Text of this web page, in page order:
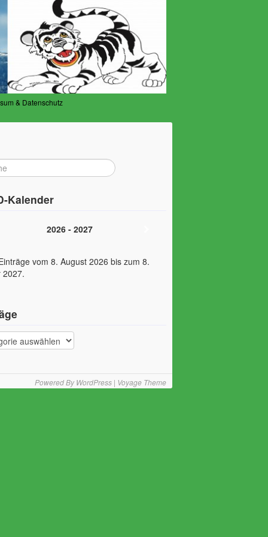
& Datenschutz
Kalender
2026 - 2027
vom 8. August 2026 bis zum 8.
2027.
Powered By WordPress| Voyage Theme